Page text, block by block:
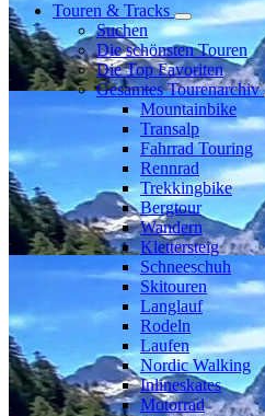
Touren & Tracks
Suchen
Die schönsten Touren
Die Top Favoriten
Gesamtes Tourenarchiv
Mountainbike
Transalp
Fahrrad Touring
Rennrad
Trekkingbike
Bergtour
Wandern
Klettersteig
Schneeschuh
Skitouren
Langlauf
Rodeln
Laufen
Nordic Walking
Inlineskates
Motorrad